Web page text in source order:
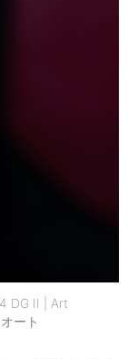
DG II | Art
ート